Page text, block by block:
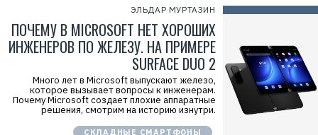
ЭЛЬДАР МУРТАЗИН
ПОЧЕМУ В MICROSOFT НЕТ ХОРОШИХ
ИНЖЕНЕРОВ ПО ЖЕЛЕЗУ. НА ПРИМЕРЕ
SURFACE DUO 2
Много лет в Microsoft выпускают железо,
которое вызывает вопросы к инженерам.
Почему Microsoft создает плохие аппаратные
решения, смотрим на историю изнутри.
СКЛАДНЫЕ СМАРТФОНЫ